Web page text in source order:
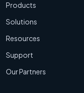
Products
Solutions
Resources
Support
Our Partners